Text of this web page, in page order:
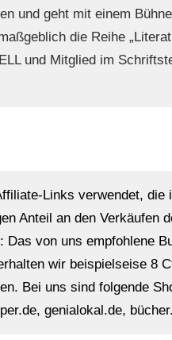
und geht mit einem
die Reihe
und Mitglied im
Links verwendet, die
Anteil an den Verkäufen
von uns empfohlene
wir beispielseise 8
Bei uns sind folgende
genialokal.de,